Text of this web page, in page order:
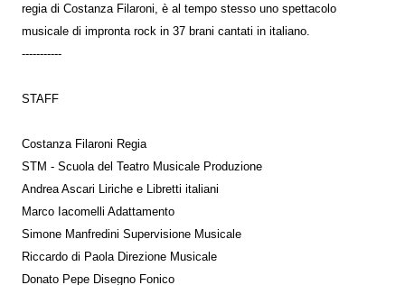
regia di Costanza Filaroni, è al tempo stesso uno spettacolo
musicale di impronta rock in 37 brani cantati in italiano.
-----------
STAFF
Costanza Filaroni Regia
STM - Scuola del Teatro Musicale Produzione
Andrea Ascari Liriche e Libretti italiani
Marco Iacomelli Adattamento
Simone Manfredini Supervisione Musicale
Riccardo di Paola Direzione Musicale
Donato Pepe Disegno Fonico